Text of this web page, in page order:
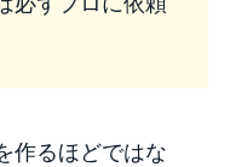
作るほどではな